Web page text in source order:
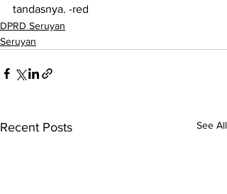
tandasnya. -red
DPRD Seruyan
Seruyan
Recent Posts See All